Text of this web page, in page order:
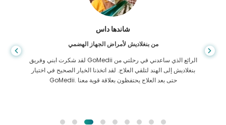
شاندها داس
من بنغلاديش لأمراض الجهاز الهضمي
لقد شكرت ابني وفريق GoMedii الرائع الذي ساعدني في رحلتي من
بنغلاديش إلى الهند لتلقي العلاج. لقد اتخذنا الخيار الصحيح في اختيار
GoMedii. حتى بعد العلاج يحتفظون بعلاقة قوية معنا